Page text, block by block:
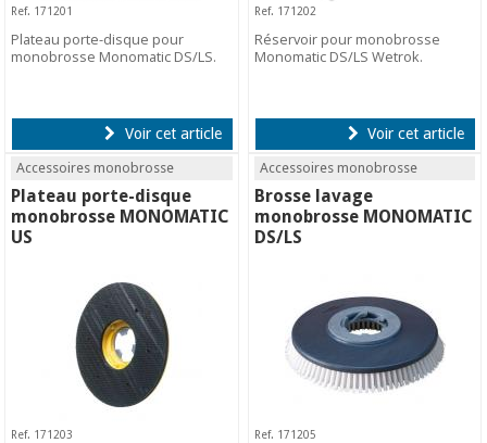
Ref. 171201
Plateau porte-disque pour
monobrosse Monomatic DS/LS.
Voir cet article
Ref. 171202
Réservoir pour monobrosse
Monomatic DS/LS Wetrok.
Voir cet article
Accessoires monobrosse
Plateau porte-disque
monobrosse MONOMATIC
US
Ref. 171203
Accessoires monobrosse
Brosse lavage
monobrosse MONOMATIC
DS/LS
Ref. 171205